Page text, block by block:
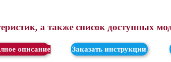
а также список доступных
Заказать инструкции